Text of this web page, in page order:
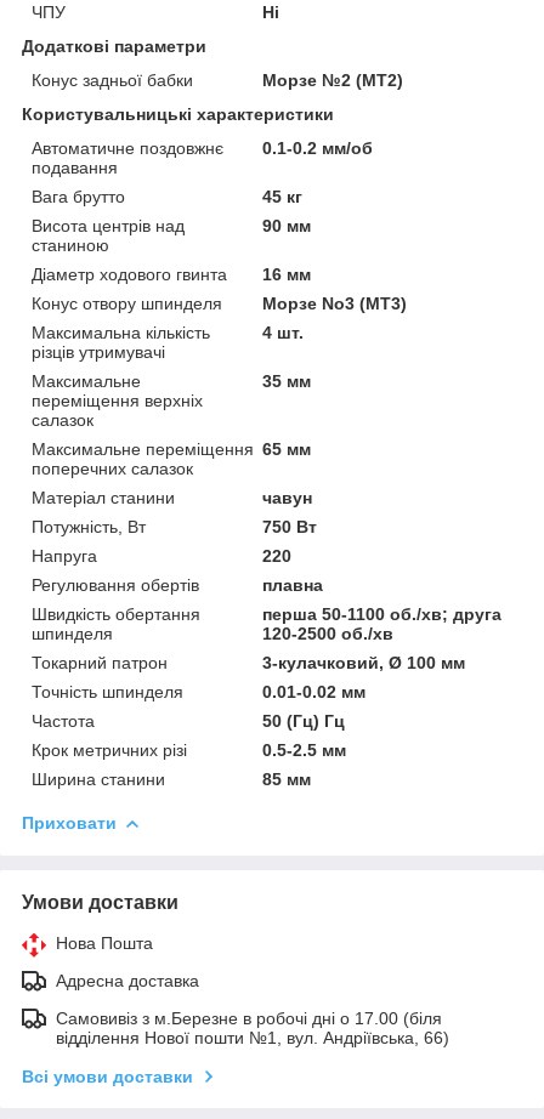
ЧПУ
Ні
Додаткові параметри
Конус задньої бабки
Морзе №2 (MT2)
Користувальницькі характеристики
Автоматичне поздовжнє
подавання
0.1-0.2 мм/об
Вага брутто
45 кг
Висота центрів над
станиною
90 мм
Діаметр ходового гвинта
16 мм
Конус отвору шпинделя
Морзе No3 (MT3)
Максимальна кількість
різців утримувачі
4 шт.
Максимальне
переміщення верхніх
салазок
35 мм
Максимальне переміщення
поперечних салазок
65 мм
Матеріал станини
чавун
Потужність, Вт
750 Вт
Напруга
220
Регулювання обертів
плавна
Швидкість обертання
шпинделя
перша 50-1100 об./хв; друга
120-2500 об./хв
Токарний патрон
3-кулачковий, Ø 100 мм
Точність шпинделя
0.01-0.02 мм
Частота
50 (Гц) Гц
Крок метричних різі
0.5-2.5 мм
Ширина станини
85 мм
Приховати
Умови доставки
Нова Пошта
Адресна доставка
Самовивіз з м.Березне в робочі дні о 17.00 (біля
відділення Нової пошти №1, вул. Андріївська, 66)
Всі умови доставки